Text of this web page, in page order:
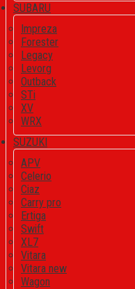
SUBARU
Impreza
Forester
Legacy
Levorg
Outback
STi
XV
WRX
SUZUKI
APV
Celerio
Ciaz
Carry pro
Ertiga
Swift
XL7
Vitara
Vitara new
Wagon